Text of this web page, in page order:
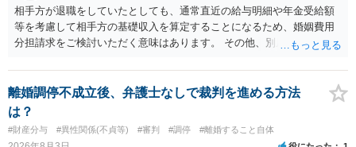
相手方が退職をしていたとしても、通常直近の給与明細や年金受給額
等を考慮して相手方の基礎収入を算定することになるため、婚姻費用
分担請求をご検討いただく意味はあります。 その他、別居の経緯、質
て、ご検討いただくのが良いかと思います。
離婚調停不成立後、弁護士なしで裁判を進める方法
は？
#財産分与 #異性関係(不貞等) #審判 #調停 #離婚すること自体